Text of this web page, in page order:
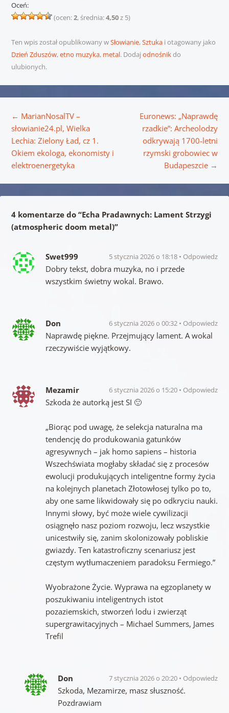
Oceń:
(ocen:2, średnia:4,50z 5)
Ten wpis został opublikowany wSłowianie,Sztukai otagowany jako
Dzień Zduszów,etno muzyka, metal. Dodaj odnośnikdo
ulubionych.
← MarianNosalTV –
słowianie24.pl, Wielka
Lechia: Zielony Ład, cz 1.
Okiem ekologa, ekonomisty i
elektroenergetyka
Euronews: „Naprawdę
rzadkie”: Archeolodzy
odkrywają 1700-letni
rzymski grobowiec w
Budapeszcie →
4 komentarze do “Echa Pradawnych: Lament Strzygi
(atmospheric doom metal)”
Swet999 5 stycznia 2026 o 18:18 Odpowiedz
Dobry tekst, dobra muzyka, no i przede
wszystkim świetny wokal. Brawo.
Don 6 stycznia 2026 o 00:32 Odpowiedz
Naprawdę piękne. Przejmujący lament. A wokal
rzeczywiście wyjątkowy.
Mezamir 6 stycznia 2026 o 15:20 Odpowiedz
Szkoda że autorką jest SI 🙂
„Biorąc pod uwagę, że selekcja naturalna ma
tendencję do produkowania gatunków
agresywnych – jak homo sapiens – historia
Wszechświata mogłaby składać się z procesów
ewolucji produkujących inteligentne formy życia
na kolejnych planetach Złotowłosej tylko po to,
aby one same likwidowały się po odkryciu nauki.
Innymi słowy, być może wiele cywilizacji
osiągnęło nasz poziom rozwoju, lecz wszystkie
unicestwiły się, zanim skolonizowały pobliskie
gwiazdy. Ten katastroficzny scenariusz jest
częstym wytłumaczeniem paradoksu Fermiego.”
Wyobrażone Życie. Wyprawa na egzoplanety w
poszukiwaniu inteligentnych istot
pozaziemskich, stworzeń lodu i zwierząt
supergrawitacyjnych – Michael Summers, James
Trefil
Don 7 stycznia 2026 o 20:20 Odpowiedz
Szkoda, Mezamirze, masz słuszność.
Pozdrawiam